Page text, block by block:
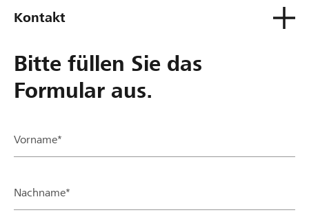
Kontakt
Bitte füllen Sie das
Formular aus.
Vorname*
Nachname*